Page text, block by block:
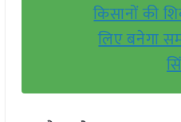
किसानों की
लिए बनेगा